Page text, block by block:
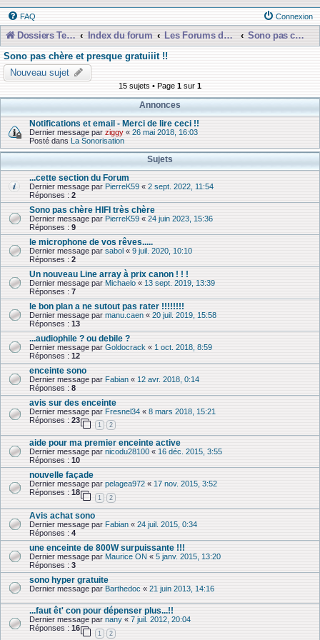
FAQ Connexion
Dossiers Techniques Index du forum Les Forums de Discussions
Sono pas chère et presque gratuiiit !!
Sono pas chère et presque gratuiiit !!
Nouveau sujet
15 sujets • Page 1 sur 1
Annonces
Notifications et email - Merci de lire ceci !!
Dernier message par ziggy « 26 mai 2018, 16:03
Posté dans La Sonorisation
Sujets
...cette section du Forum
Dernier message par PierreK59 « 2 sept. 2022, 11:54
Réponses : 2
Sono pas chère HIFI très chère
Dernier message par PierreK59 « 24 juin 2023, 15:36
Réponses : 9
le microphone de vos rêves.....
Dernier message par sabol « 9 juil. 2020, 10:10
Réponses : 2
Un nouveau Line array à prix canon ! ! !
Dernier message par Michaelo « 13 sept. 2019, 13:39
Réponses : 7
le bon plan a ne sutout pas rater !!!!!!!!
Dernier message par manu.caen « 20 juil. 2019, 15:58
Réponses : 13
...audiophile ? ou debile ?
Dernier message par Goldocrack « 1 oct. 2018, 8:59
Réponses : 12
enceinte sono
Dernier message par Fabian « 12 avr. 2018, 0:14
Réponses : 8
avis sur des enceinte
Dernier message par Fresnel34 « 8 mars 2018, 15:21
Réponses : 23
1 2
aide pour ma premier enceinte active
Dernier message par nicodu28100 « 16 déc. 2015, 3:55
Réponses : 10
nouvelle façade
Dernier message par pelagea972 « 17 nov. 2015, 3:52
Réponses : 18
1 2
Avis achat sono
Dernier message par Fabian « 24 juil. 2015, 0:34
Réponses : 4
une enceinte de 800W surpuissante !!!
Dernier message par Maurice ON « 5 janv. 2015, 13:20
Réponses : 3
sono hyper gratuite
Dernier message par Barthedoc « 21 juin 2013, 14:16
...faut êt' con pour dépenser plus...!!
Dernier message par nany « 7 juil. 2012, 20:04
Réponses : 16
1 2